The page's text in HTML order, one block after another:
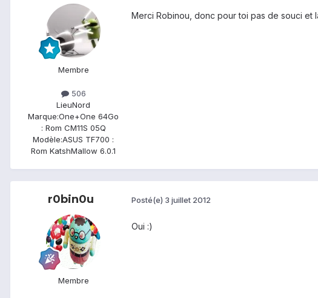
Membre
506
LieuNord
Marque:One+One 64Go
: Rom CM11S 05Q
Modèle:ASUS TF700 :
Rom KatshMallow 6.0.1
Merci Robinou, donc pour toi pas de souci et
r0bin0u
Membre
Posté(e) 3 juillet 2012
Oui :)